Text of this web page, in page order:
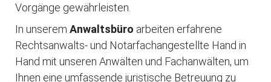
Vorgänge gewährleisten.
In unserem Anwaltsbüro arbeiten erfahrene
Rechtsanwalts- und Notarfachangestellte Hand in
Hand mit unseren Anwälten und Fachanwälten, um
Ihnen eine umfassende juristische Betreuung zu